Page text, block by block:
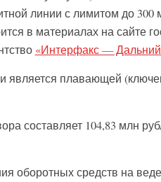
линии с лимитом до 300
в материалах на сайте
«Интерфакс — Дальний
является плавающей
составляет 104,83 млн
оборотных средств на